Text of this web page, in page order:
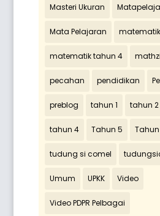
Masteri Ukuran
Mata Pelajaran matematik
matematik tahun 4
pecahan pendidikan
preblog tahun 1 tahun 2
tahun 4 Tahun 5
tudung si comel
Umum UPKK Video
Video PDPR Pelbagai